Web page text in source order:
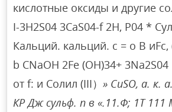
кислотные оксиды и другие
I-3H2S04 3CaS04-f 2H, P04 *
Кальций. кальций. с = о В иFc,
b CNaOH 2Fe (OH)34+
от f: и Солил (III）» CuSO, а. к.
КР Дж сульф. п в «.11.Ф; 1Т 111